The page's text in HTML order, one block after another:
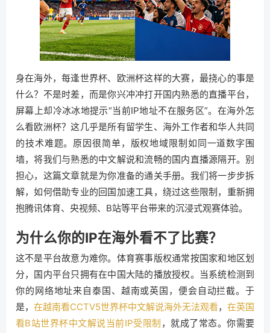
身在海外，每逢世界杯、欧洲杯这样的大赛，最挠心的事是
什么？不是时差，而是你兴冲冲打开国内熟悉的直播平台，
屏幕上却冷冰冰地提示“当前IP地址不在服务区”。在海外怎
么看欧洲杯？这几乎是所有留学生、海外工作者和华人共同
的技术难题。原因很简单，版权地域限制如同一道数字围
墙，将我们与熟悉的中文解说和流畅的国内直播源隔开。别
担心，这篇文章就是为你准备的通关手册。我们将一步步拆
解，如何借助专业的回国加速工具，绕过这些限制，重新拥
抱腾讯体育、央视频、B站等平台带来的沉浸式观赛体验。
为什么你的IP在海外看不了比赛？
这不是平台故意为难你。体育赛事版权通常按国家和地区划
分，国内平台只拥有在中国大陆的播放授权。当系统检测到
你的网络地址来自泰国、越南或英国，便会自动拦截。于
是， 在越南看CCTV5世界杯中文解说海外无法观看， 在英国
看B站世界杯中文解说当前IP受限制 ，就成了常态。你需要